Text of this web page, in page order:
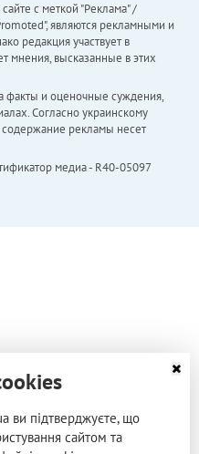
с меткой "Реклама" /
являются рекламными и
редакция участвует в
мнения, высказанные в этих
факты и оценочные суждения,
Согласно украинскому
содержание рекламы несет
медиа - R40-05097
ви підтверджуєте, що
сайтом та